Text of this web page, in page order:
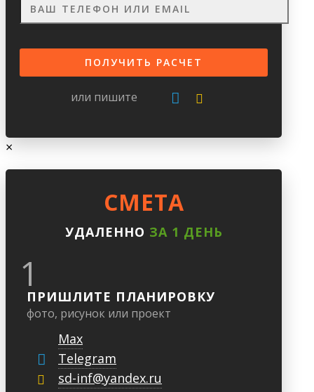
или пишите
×
CМЕТА
УДАЛЕННО ЗА 1 ДЕНЬ
1
ПРИШЛИТЕ ПЛАНИРОВКУ
фото, рисунок или проект
Max
Telegram
sd-inf@yandex.ru